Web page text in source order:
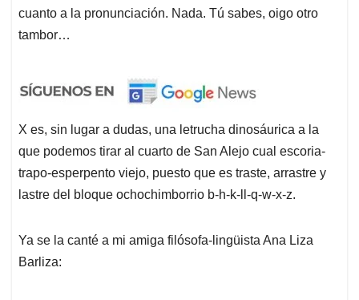
cuanto a la pronunciación. Nada. Tú sabes, oigo otro
tambor…
X es, sin lugar a dudas, una letrucha dinosáurica a la
que podemos tirar al cuarto de San Alejo cual escoria-
trapo-esperpento viejo, puesto que es traste, arrastre y
lastre del bloque ochochimborrio b-h-k-ll-q-w-x-z.
Ya se la canté a mi amiga filósofa-lingüista Ana Liza
Barliza: